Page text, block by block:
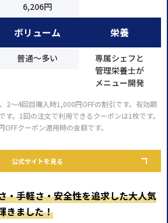
6,206円
ボリューム
普通～多い
栄養
専属シェフと
管理栄養士が
メニュー開発
2～4回目購入時1,000円OFFの割引です。有効期
す。1回の注文で利用できるクーポンは1枚です。
クーポン適用時の金額です。
公式サイトを見る
・手軽さ・安全性を追求した大人気
きました！